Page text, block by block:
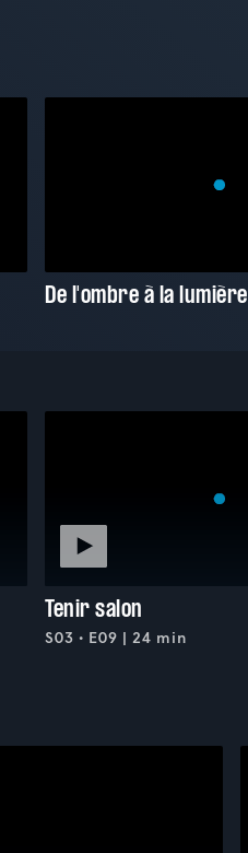
De l'ombre à la lumière
Tenir salon
S03 • E09 | 24 min